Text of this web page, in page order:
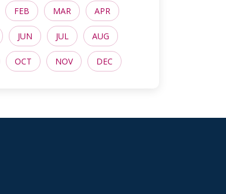
FEB MAR APR
JUN JUL AUG
OCT NOV DEC